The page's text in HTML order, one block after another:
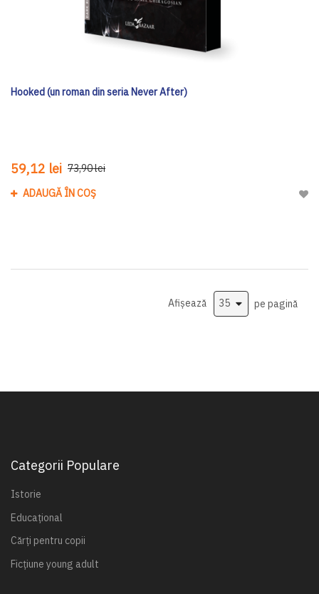
Hooked (un roman din seria Never After)
59,12 lei 73,90 lei
ADAUGĂ ÎN COȘ
Afișează pe pagină
Categorii Populare
Istorie
Educațional
Cărți pentru copii
Ficțiune young adult